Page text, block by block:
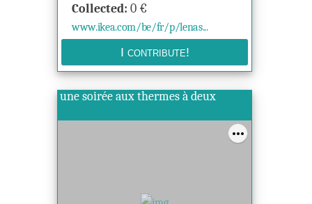
Collected: 0 €
www.ikea.com/be/fr/p/lenas...
une soirée aux thermes à deux